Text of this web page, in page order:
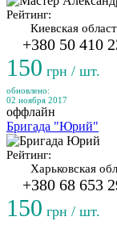
Рейтинг:
Киевская
+380 50 410
150 грн / шт.
обновлено:
02 ноября 2017
оффлайн
Бригада "Юрий"
Рейтинг:
Харьковская
+380 68 653
150 грн / шт.